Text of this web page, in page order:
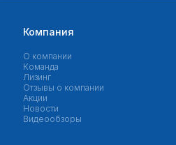
Компания
О компании
Команда
Лизинг
Отзывы о компании
Акции
Новости
Видеообзоры